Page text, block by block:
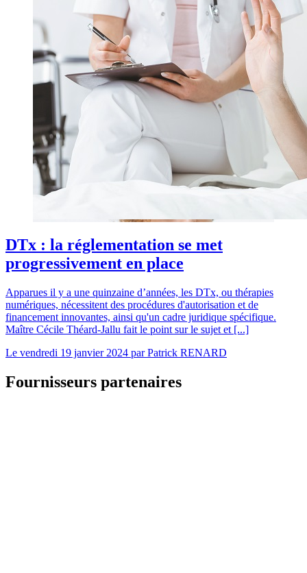
DTx : la réglementation se met
progressivement en place
Apparues il y a une quinzaine d’années, les DTx, ou thérapies
numériques, nécessitent des procédures d'autorisation et de
financement innovantes, ainsi qu'un cadre juridique spécifique.
Maître Cécile Théard-Jallu fait le point sur le sujet et [...]
Le vendredi 19 janvier 2024 parPatrick RENARD
Fournisseurs partenaires